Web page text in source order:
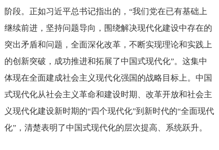
阶段。正如习近平总书记指出的， “我们党在已有基础上
继续前进，坚持问题导向，围绕解决现代化建设中存在的
突出矛盾和问题，全面深化改革，不断实现理论和实践上
的创新突破，成功推进和拓展了中国式现代化”。这集中
体现在全面建成社会主义现代化强国的战略目标上。中国
式现代化从社会主义革命和建设时期、改革开放和社会主
义现代化建设新时期的“四个现代化”到新时代的“全面现代
化”，清楚表明了中国式现代化的层次提高、系统跃升。